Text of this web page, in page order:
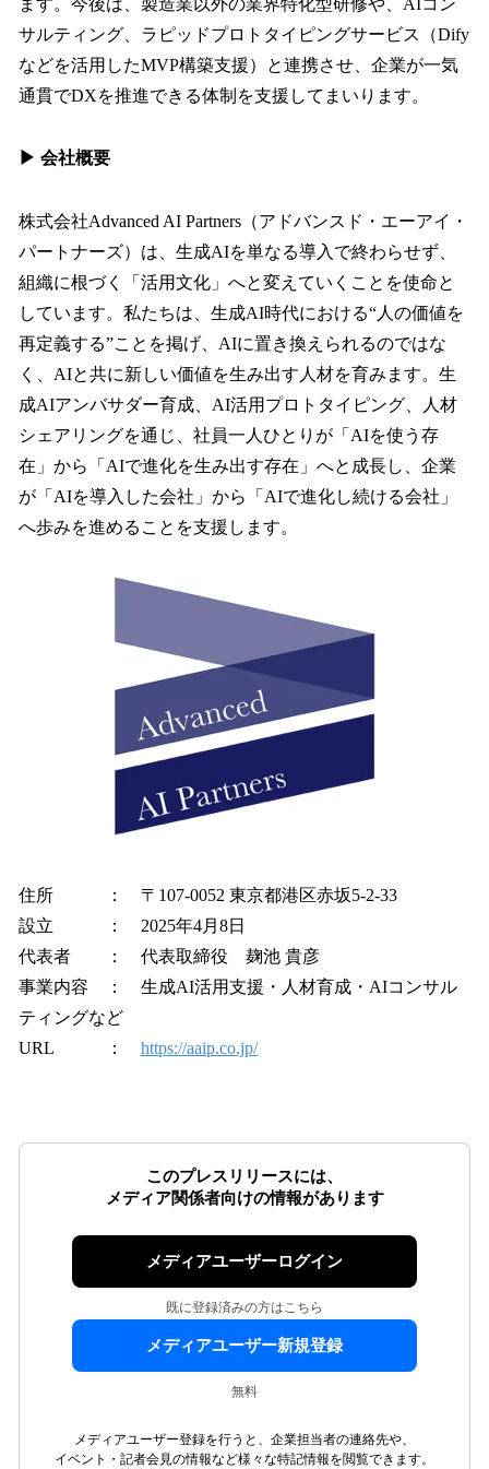
ます。今後は、製造業以外の業界特化型研修や、AIコン
サルティング、ラピッドプロトタイピングサービス（Dify
などを活用したMVP構築支援）と連携させ、企業が一気
通貫でDXを推進できる体制を支援してまいります。
▶ 会社概要
株式会社Advanced AI Partners（アドバンスド・エーアイ・
パートナーズ）は、生成AIを単なる導入で終わらせず、
組織に根づく「活用文化」へと変えていくことを使命と
しています。私たちは、生成AI時代における“人の価値を
再定義する”ことを掲げ、AIに置き換えられるのではな
く、AIと共に新しい価値を生み出す人材を育みます。生
成AIアンバサダー育成、AI活用プロトタイピング、人材
シェアリングを通じ、社員一人ひとりが「AIを使う存
在」から「AIで進化を生み出す存在」へと成長し、企業
が「AIを導入した会社」から「AIで進化し続ける会社」
へ歩みを進めることを支援します。
住所 ： 〒107-0052 東京都港区赤坂5-2-33
設立 ： 2025年4月8日
代表者 ： 代表取締役 麹池 貴彦
事業内容 ： 生成AI活用支援・人材育成・AIコンサル
ティングなど
URL ： https://aaip.co.jp/
このプレスリリースには、
メディア関係者向けの情報があります
メディアユーザーログイン
既に登録済みの方はこちら
メディアユーザー新規登録
無料
メディアユーザー登録を行うと、企業担当者の連絡先や、
イベント・記者会見の情報など様々な特記情報を閲覧できます。